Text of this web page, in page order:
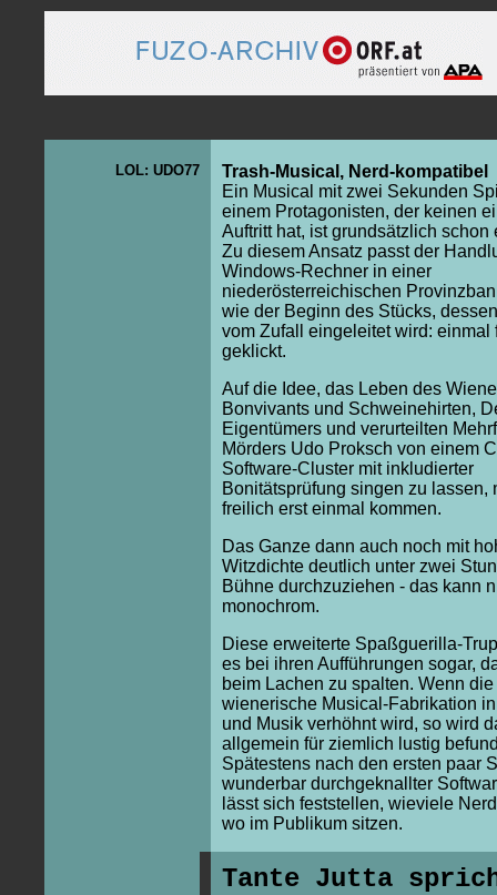
LOL: UDO77
Trash-Musical, Nerd-kompatibel
Ein Musical mit zwei Sekunden
einem Protagonisten, der keinen
Auftritt hat, ist grundsätzlich schon
Zu diesem Ansatz passt der
Windows-Rechner in einer
niederösterreichischen
wie der Beginn des Stücks,
vom Zufall eingeleitet wird: einmal
geklickt.
Auf die Idee, das Leben des
Bonvivants und Schweinehirten,
Eigentümers und verurteilten
Mörders Udo Proksch von einem
Software-Cluster mit inkludierter
Bonitätsprüfung singen zu lassen,
freilich erst einmal kommen.
Das Ganze dann auch noch mit
Witzdichte deutlich unter zwei
Bühne durchzuziehen - das kann
monochrom.
Diese erweiterte Spaßguerilla-
es bei ihren Aufführungen sogar,
beim Lachen zu spalten. Wenn die
wienerische Musical-Fabrikation
und Musik verhöhnt wird, so wird
allgemein für ziemlich lustig
Spätestens nach den ersten paar
wunderbar durchgeknallter
lässt sich feststellen, wieviele
wo im Publikum sitzen.
Tante Jutta